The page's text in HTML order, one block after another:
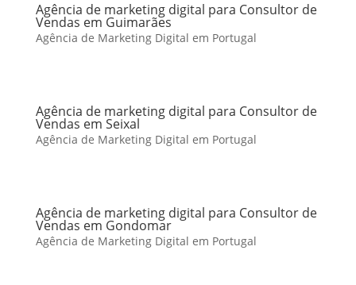
Agência de marketing digital para Consultor de
Vendas em Guimarães
Agência de Marketing Digital em Portugal
Agência de marketing digital para Consultor de
Vendas em Seixal
Agência de Marketing Digital em Portugal
Agência de marketing digital para Consultor de
Vendas em Gondomar
Agência de Marketing Digital em Portugal